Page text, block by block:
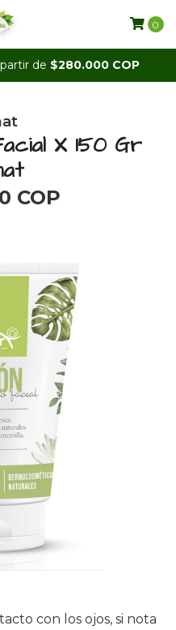
de $280.000 COP
0
X 150 Gr
COP
con los ojos, si nota